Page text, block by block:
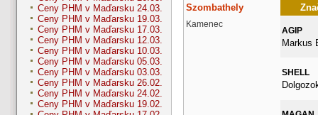
Ceny PHM v Maďarsku 24.03.
Ceny PHM v Maďarsku 19.03.
Ceny PHM v Maďarsku 17.03.
Ceny PHM v Maďarsku 12.03.
Ceny PHM v Maďarsku 10.03.
Ceny PHM v Maďarsku 05.03.
Ceny PHM v Maďarsku 03.03.
Ceny PHM v Maďarsku 26.02.
Ceny PHM v Maďarsku 24.02.
Ceny PHM v Maďarsku 19.02.
Szombathely
Kamenec
AGIP
Markus
SHELL